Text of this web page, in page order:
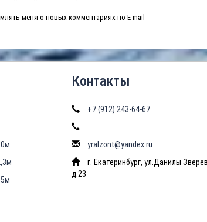
меня о новых комментариях по E-mail
Контакты
+7 (912) 243-64-67
yralzont@yandex.ru
г. Екатеринбург, ул.Данилы
д.23